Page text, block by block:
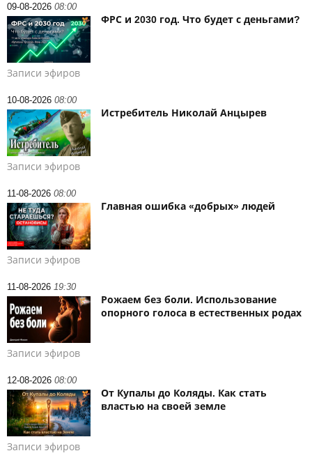
09-08-2026 08:00
ФРС и 2030 год. Что будет с деньгами?
Записи эфиров
10-08-2026 08:00
Истребитель Николай Анцырев
Записи эфиров
11-08-2026 08:00
Главная ошибка «добрых» людей
Записи эфиров
11-08-2026 19:30
Рожаем без боли. Использование
опорного голоса в естественных родах
Записи эфиров
12-08-2026 08:00
От Купалы до Коляды. Как стать
властью на своей земле
Записи эфиров